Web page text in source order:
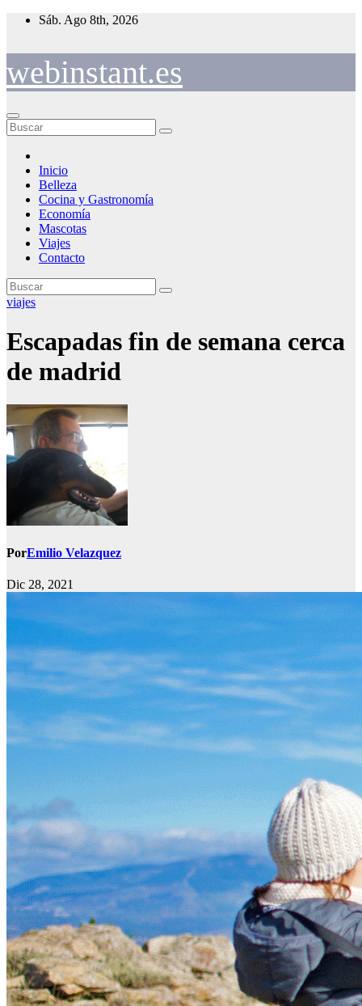
Saltar
Sáb. Ago 8th, 2026
webinstant.es
Inicio
Belleza
Cocina y Gastronomía
Economía
Mascotas
Viajes
Contacto
viajes
Escapadas fin de semana cerca
de madrid
PorEmilio Velazquez
Dic 28, 2021